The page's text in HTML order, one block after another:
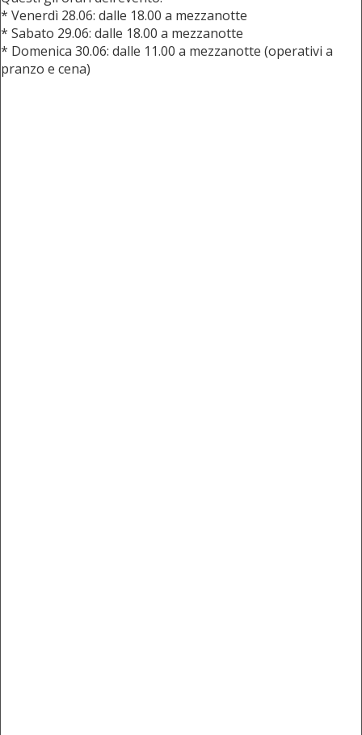
* Venerdì 28.06: dalle 18.00 a mezzanotte
* Sabato 29.06: dalle 18.00 a mezzanotte
* Domenica 30.06: dalle 11.00 a mezzanotte (operativi a
pranzo e cena)